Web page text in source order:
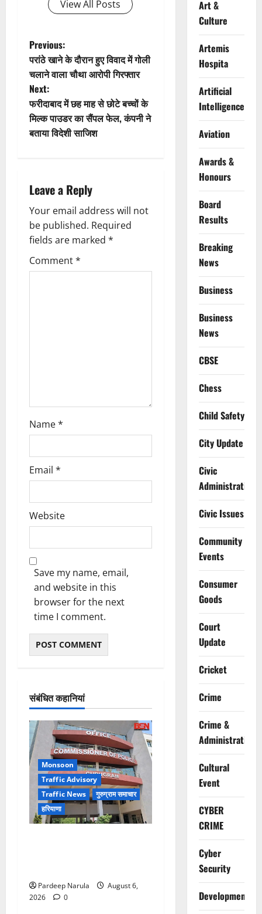
View All Posts
P
o
s
t
v
i
g
a
Previous:
परांठे खाने के दौरान हुए विवाद में गोली
चलाने वाला चौथा आरोपी गिरफ्तार
Next:
फरीदाबाद में छह माह से छोटे बच्चों के
मिल्क पाउडर का सैंपल फेल, कंपनी ने
बताया विदेशी साजिश
Leave a Reply
Your email address will not
be published. Required
fields are marked *
Comment*
Name*
Email *
Website
Save my name, email,
and website in this
browser for the next
time I comment.
संबंधित कहानियां
Monsoon
Traffic Advisory
Traffic News
गुरुग्राम समाचार
हरियाणा
Pardeep Narula
August 6,
2026
0
Art &
Culture
Artemis
Hospita
Artificial
Intelligence
Aviation
Awards &
Honours
Board
Results
Breaking
News
Business
Business
News
CBSE
Chess
Child Safety
City Update
Civic
Administration
Civic Issues
Community
Events
Consumer
Goods
Court
Update
Cricket
Crime
Crime &
Administration
Cultural
Event
CYBER
CRIME
Cyber
Security
Development